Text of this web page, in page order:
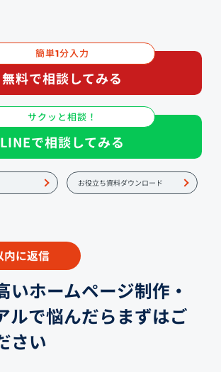
簡単1分入力
無料で相談してみる
サクッと相談！
LINEで相談してみる
お役立ち資料ダウンロード
内に返信
いホームページ制作・
ルで悩んだらまずはご
さい